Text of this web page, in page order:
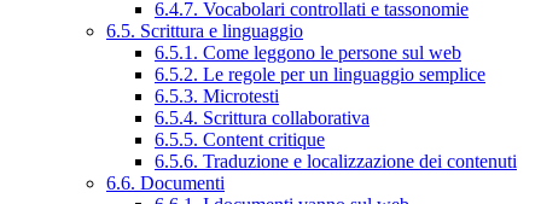
6.4.7. Vocabolari controllati e tassonomie
6.5. Scrittura e linguaggio
6.5.1. Come leggono le persone sul web
6.5.2. Le regole per un linguaggio semplice
6.5.3. Microtesti
6.5.4. Scrittura collaborativa
6.5.5. Content critique
6.5.6. Traduzione e localizzazione dei contenuti
6.6. Documenti